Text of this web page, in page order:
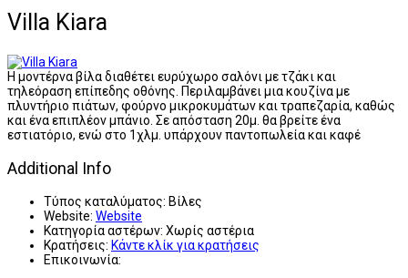
Villa Kiara
Η μοντέρνα βίλα διαθέτει ευρύχωρο σαλόνι με τζάκι και
τηλεόραση επίπεδης οθόνης. Περιλαμβάνει μια κουζίνα με
πλυντήριο πιάτων, φούρνο μικροκυμάτων και τραπεζαρία, καθώς
και ένα επιπλέον μπάνιο. Σε απόσταση 20μ. θα βρείτε ένα
εστιατόριο, ενώ στο 1χλμ. υπάρχουν παντοπωλεία και καφέ
Additional Info
Τύπος καταλύματος: Βίλες
Website: Website
Κατηγορία αστέρων: Χωρίς αστέρια
Κρατήσεις: Κάντε κλίκ για κρατήσεις
Επικοινωνία: